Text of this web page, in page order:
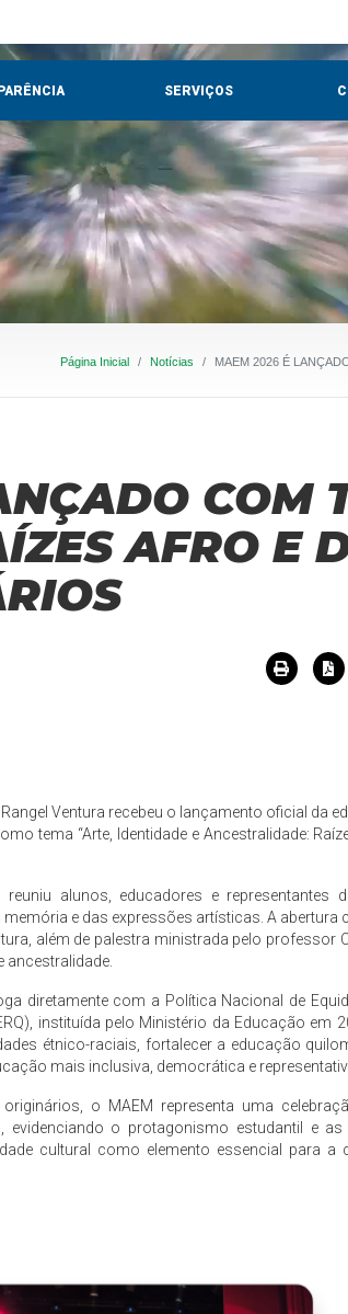
SERVIÇOS
Página Inicial Notícias MAEM 2026 É
COM
AFRO E
Ventura recebeu o lançamento oficial da
tema “Arte, Identidade e Ancestralidade:
alunos, educadores e representantes
e das expressões artísticas. A
além de palestra ministrada pelo professor
ancestralidade.
diretamente com a Política Nacional de
instituída pelo Ministério da Educação em
étnico-raciais, fortalecer a educação
mais inclusiva, democrática e
o MAEM representa uma
o protagonismo estudantil e
cultural como elemento essencial para